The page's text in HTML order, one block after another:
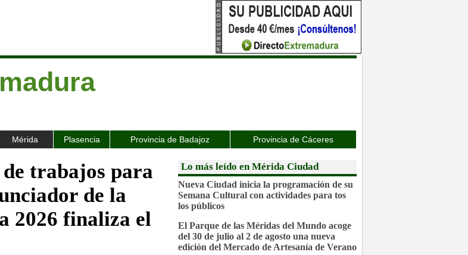
Mérida Plasencia Provincia de Badajoz Provincia de Cáceres
trabajos para
de la
2026 finaliza el
Lo más leído en Mérida Ciudad
Nueva Ciudad inicia la programación de su
Semana Cultural con actividades para tos
los públicos
El Parque de las Méridas del Mundo acoge
del 30 de julio al 2 de agosto una nueva
edición del Mercado de Artesanía de Verano